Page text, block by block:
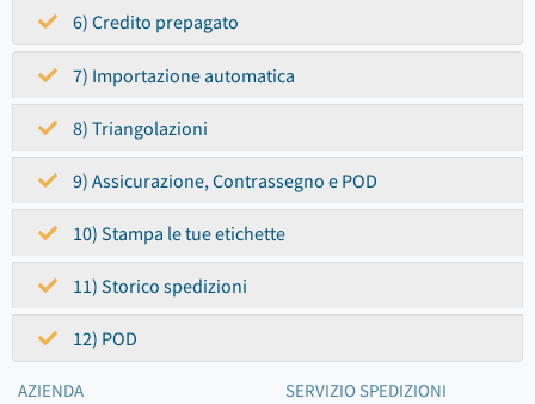
6) Credito prepagato
7) Importazione automatica
8) Triangolazioni
9) Assicurazione, Contrassegno e POD
10) Stampa le tue etichette
11) Storico spedizioni
12) POD
AZIENDA
SERVIZIO SPEDIZIONI